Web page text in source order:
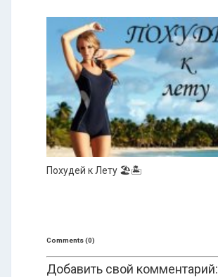
Похудей к Лету 🏖️🏝️
Comments (0)
Добавить свой комментарий: